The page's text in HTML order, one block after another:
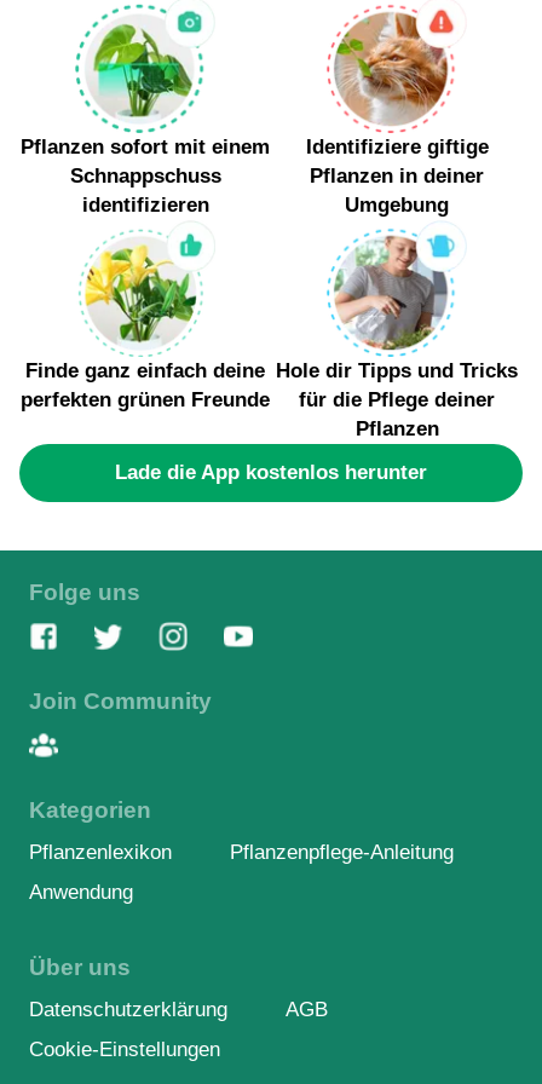
Pflanzen um Ressourcen konkurrieren und nur
schwer auszurotten sind.
denn ihre riesigen Baumkronen werfen weite
Schatten. Sie sind mehr als nur hohe Bauwerke,
sie stellen wichtige ökologische Werte dar oder
zeugen von Maltas reicher Geschichte,
Monumente der Natur, die Geschichten erzählen
und die biologische Vielfalt erhalten.
Pflanzen sofort mit einem
Schnappschuss
identifizieren
Identifiziere giftige
Pflanzen in deiner
Umgebung
Finde ganz einfach deine
perfekten grünen Freunde
Hole dir Tipps und Tricks
für die Pflege deiner
Pflanzen
Lade die App kostenlos herunter
Folge uns
Join Community
Kategorien
Pflanzenlexikon
Pflanzenpflege-Anleitung
Anwendung
Über uns
Datenschutzerklärung
AGB
Cookie-Einstellungen